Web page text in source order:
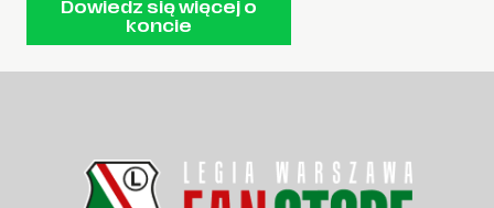
Dowiedz się więcej o
koncie